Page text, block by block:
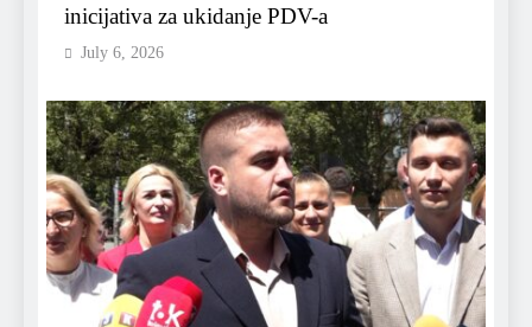
inicijativa za ukidanje PDV-a
July 6, 2026